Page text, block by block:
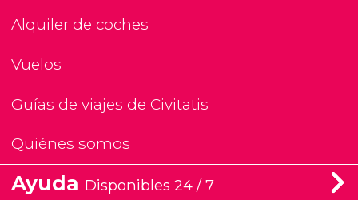
Alquiler de coches
Vuelos
Guías de viajes de Civitatis
Quiénes somos
Ayuda Disponibles 24 / 7